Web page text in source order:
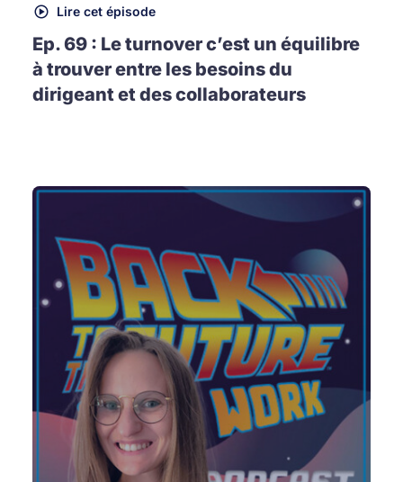
Lire cet épisode
Ep. 69 : Le turnover c’est un équilibre
à trouver entre les besoins du
dirigeant et des collaborateurs